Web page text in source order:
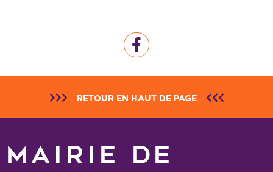
RETOUR EN HAUT DE PAGE
MAIRIE DE